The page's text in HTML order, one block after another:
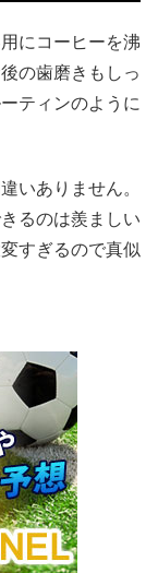
にコーヒーを沸
の歯磨きもしっ
ティンのように
いありません。
るのは羨ましい
すぎるので真似